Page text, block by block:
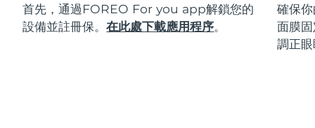
首先，通過FOREO For you app解鎖您的
設備並註冊保。在此處下載應用程序。
確保
面膜
調正